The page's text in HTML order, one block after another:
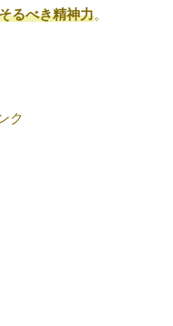
るべき精神力。
ク